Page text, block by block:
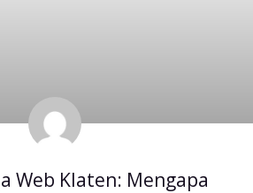
Web Klaten: Mengapa